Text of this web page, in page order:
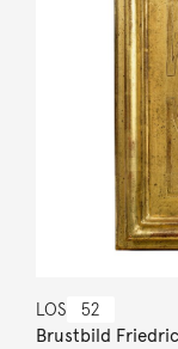
LOS 52
Brustbild